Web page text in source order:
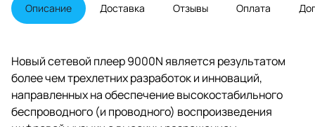
Описание Доставка Отзывы Оплата
Новый сетевой плеер 9000N является результатом
более чем трехлетних разработок и инноваций,
направленных на обеспечение высокостабильного
беспроводного (и проводного) воспроизведения